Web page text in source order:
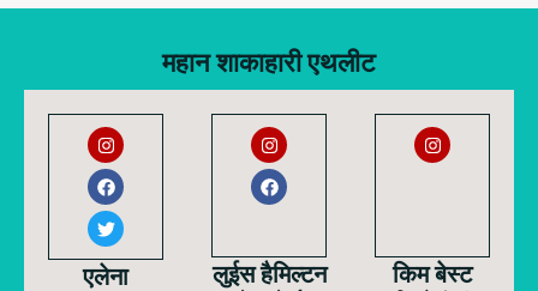
महान शाकाहारी एथलीट
एलेना
लुईस हैमिल्टन किम बेस्ट